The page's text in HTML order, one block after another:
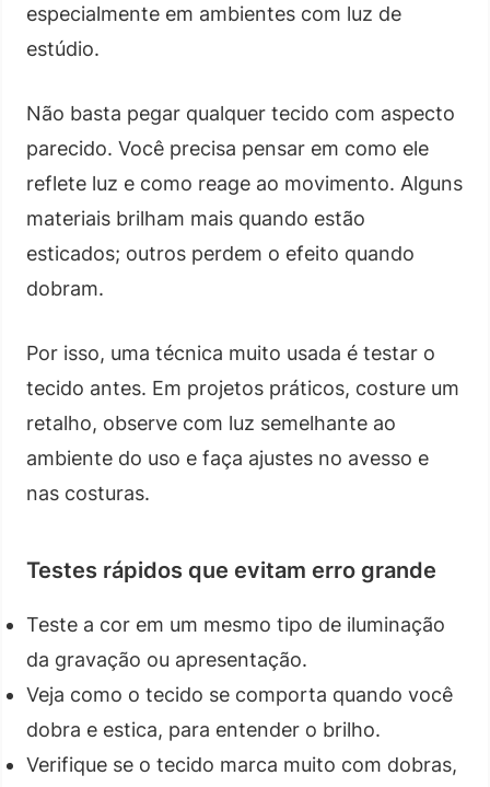
especialmente em ambientes com luz de
estúdio.
Não basta pegar qualquer tecido com aspecto
parecido. Você precisa pensar em como ele
reflete luz e como reage ao movimento. Alguns
materiais brilham mais quando estão
esticados; outros perdem o efeito quando
dobram.
Por isso, uma técnica muito usada é testar o
tecido antes. Em projetos práticos, costure um
retalho, observe com luz semelhante ao
ambiente do uso e faça ajustes no avesso e
nas costuras.
Testes rápidos que evitam erro grande
Teste a cor em um mesmo tipo de iluminação
da gravação ou apresentação.
Veja como o tecido se comporta quando você
dobra e estica, para entender o brilho.
Verifique se o tecido marca muito com dobras,